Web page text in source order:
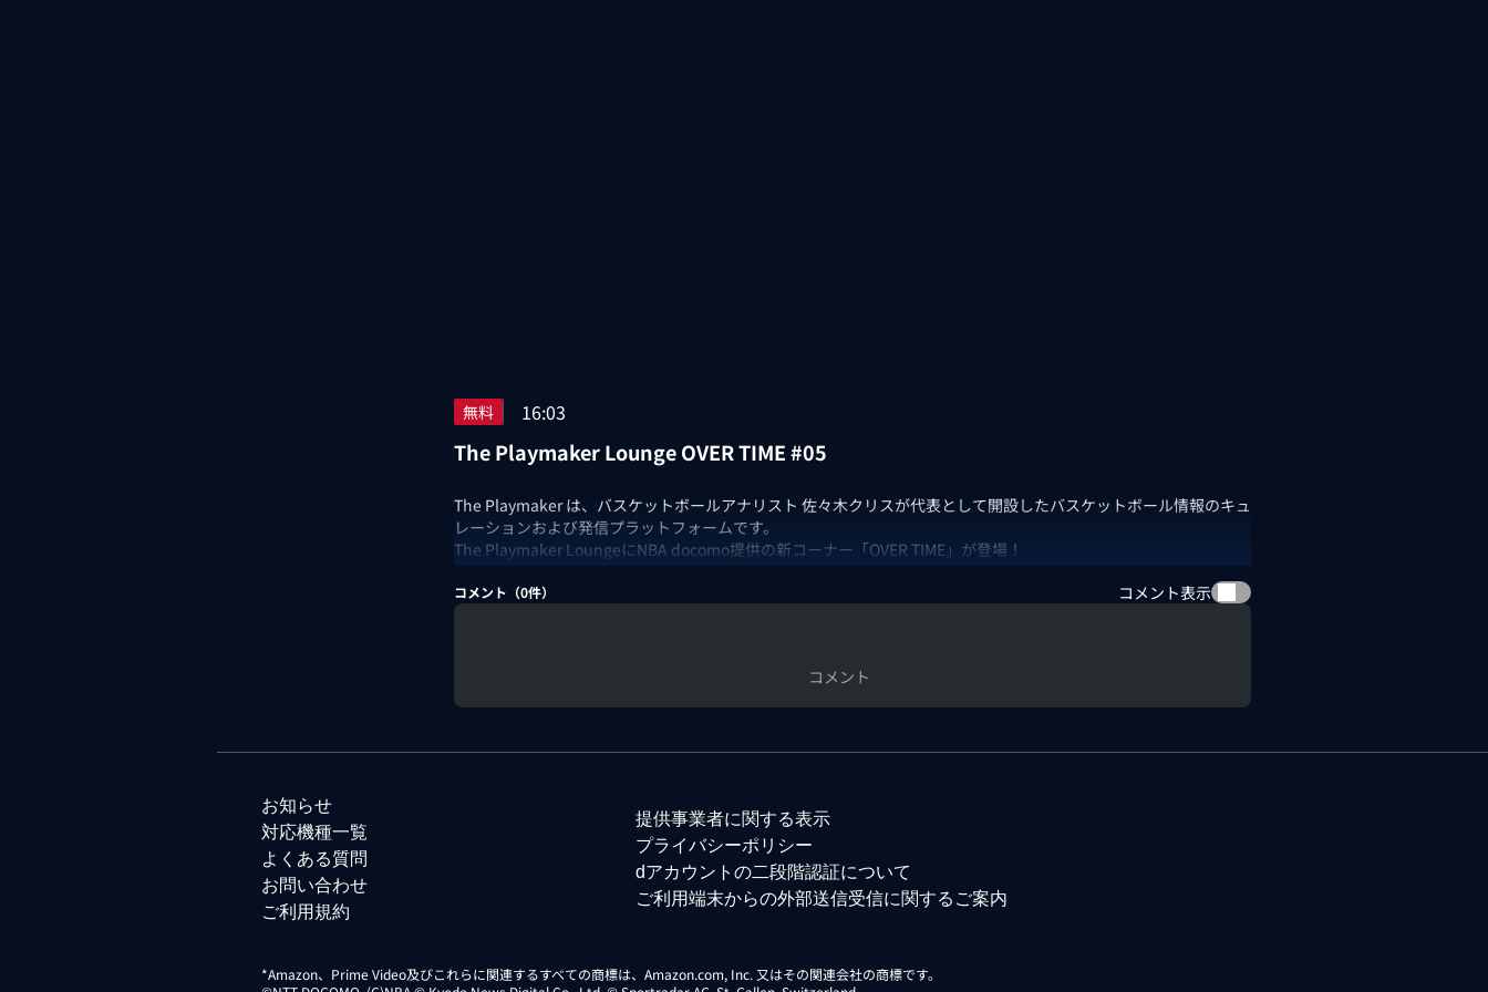
無料 16:03
The Playmaker Lounge OVER TIME #05
The Playmaker は、バスケットボールアナリスト 佐々木クリスが代表として開設したバスケットボール情報のキュ
レーションおよび発信プラットフォームです。
The Playmaker LoungeにNBA docomo提供の新コーナー「OVER TIME」が登場！
今回はプレイオフからヒューストン・ロケッツ vsロサンゼルス・レイカーズについて特集！
出演：佐々木クリス/副島淳/ニコラス武
コメント（0件） コメント表示
コメント
お知らせ
対応機種一覧
よくある質問
お問い合わせ
ご利用規約
提供事業者に関する表示
プライバシーポリシー
dアカウントの二段階認証について
ご利用端末からの外部送信受信に関するご案内
*Amazon、Prime Video及びこれらに関連するすべての商標は、Amazon.com, Inc. 又はその関連会社の商標です。